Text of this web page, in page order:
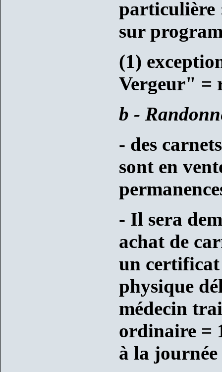
sur
(1)
Vergeur" =
b -
- des
sont en
- Il sera
achat de
un
physique
médecin
ordinaire =
à la